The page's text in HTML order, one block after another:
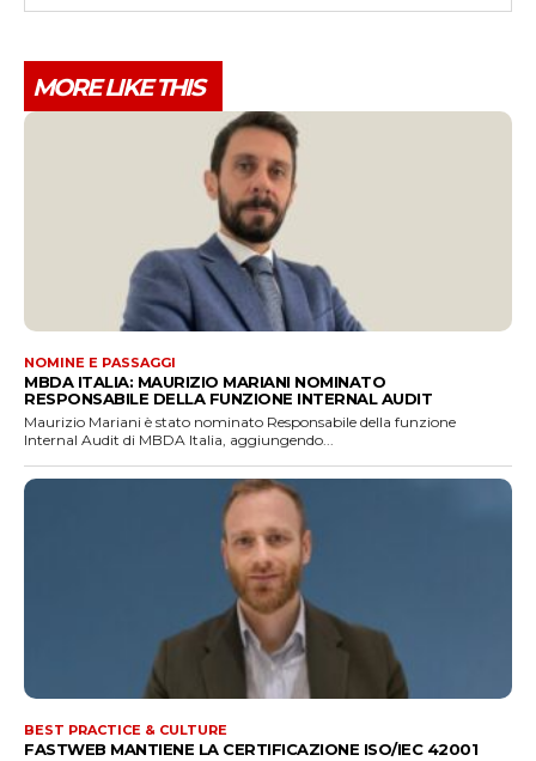
MORE LIKE THIS
NOMINE E PASSAGGI
MBDA ITALIA: MAURIZIO MARIANI NOMINATO
RESPONSABILE DELLA FUNZIONE INTERNAL AUDIT
Maurizio Mariani è stato nominato Responsabile della funzione
Internal Audit di MBDA Italia, aggiungendo...
BEST PRACTICE & CULTURE
FASTWEB MANTIENE LA CERTIFICAZIONE ISO/IEC 42001